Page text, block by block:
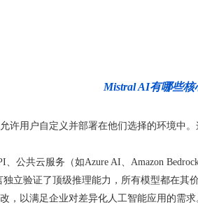
Mistral AI有哪些核
许用户自定义并部署在他们选择的环境中
公共云服务（如Azure AI、Amazon
立验证了顶级推理能力，所有模型都在其
，以满足企业对差异化人工智能应用的需求